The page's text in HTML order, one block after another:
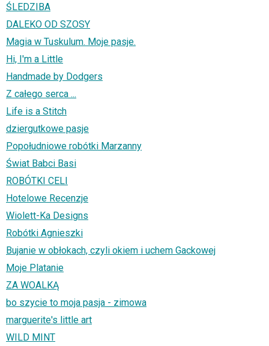
ŚLEDZIBA
DALEKO OD SZOSY
Magia w Tuskulum. Moje pasje.
Hi, I'm a Little
Handmade by Dodgers
Z całego serca ...
Life is a Stitch
dziergutkowe pasje
Popołudniowe robótki Marzanny
Świat Babci Basi
ROBÓTKI CELI
Hotelowe Recenzje
Wiolett-Ka Designs
Robótki Agnieszki
Bujanie w obłokach, czyli okiem i uchem Gackowej
Moje Platanie
ZA WOALKĄ
bo szycie to moja pasja - zimowa
marguerite's little art
WILD MINT